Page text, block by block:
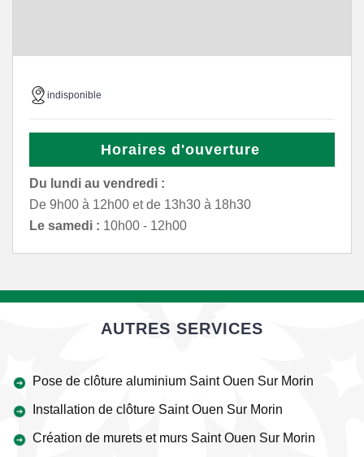
indisponible
Horaires d'ouverture
Du lundi au vendredi :
De 9h00 à 12h00 et de 13h30 à 18h30
Le samedi : 10h00 - 12h00
AUTRES SERVICES
Pose de clôture aluminium Saint Ouen Sur Morin
Installation de clôture Saint Ouen Sur Morin
Création de murets et murs Saint Ouen Sur Morin